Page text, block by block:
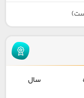
سال